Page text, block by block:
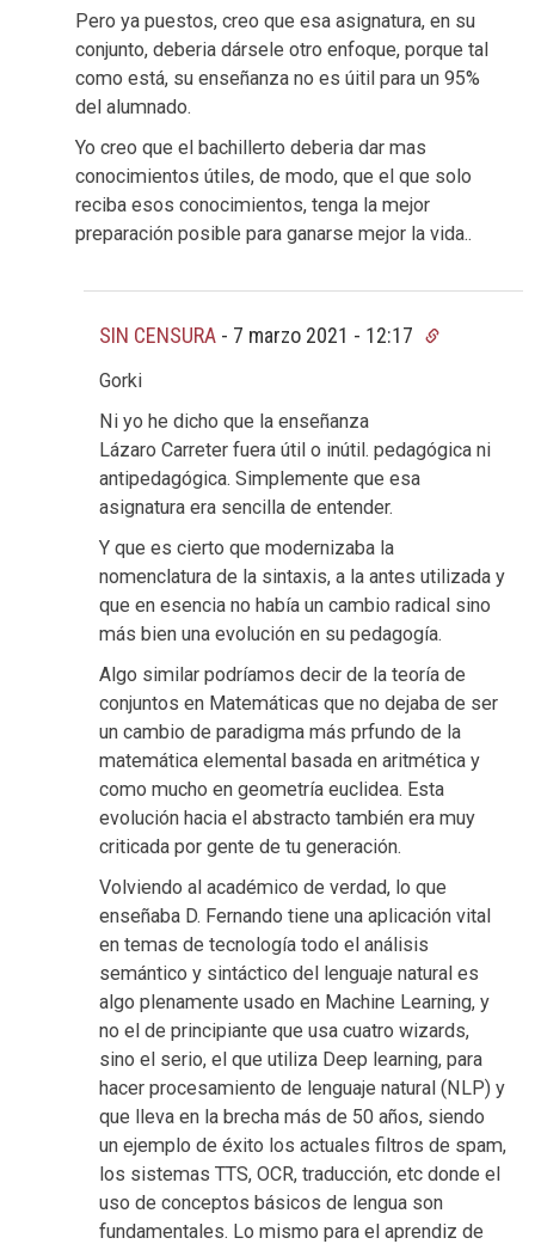
Pero ya puestos, creo que esa asignatura, en su
conjunto, deberia dársele otro enfoque, porque tal
como está, su enseñanza no es úitil para un 95%
del alumnado.
Yo creo que el bachillerto deberia dar mas
conocimientos útiles, de modo, que el que solo
reciba esos conocimientos, tenga la mejor
preparación posible para ganarse mejor la vida..
SIN CENSURA - 7 marzo 2021 - 12:17
Gorki
Ni yo he dicho que la enseñanza
Lázaro Carreter fuera útil o inútil. pedagógica ni
antipedagógica. Simplemente que esa
asignatura era sencilla de entender.
Y que es cierto que modernizaba la
nomenclatura de la sintaxis, a la antes utilizada y
que en esencia no había un cambio radical sino
más bien una evolución en su pedagogía.
Algo similar podríamos decir de la teoría de
conjuntos en Matemáticas que no dejaba de ser
un cambio de paradigma más prfundo de la
matemática elemental basada en aritmética y
como mucho en geometría euclidea. Esta
evolución hacia el abstracto también era muy
criticada por gente de tu generación.
Volviendo al académico de verdad, lo que
enseñaba D. Fernando tiene una aplicación vital
en temas de tecnología todo el análisis
semántico y sintáctico del lenguaje natural es
algo plenamente usado en Machine Learning, y
no el de principiante que usa cuatro wizards,
sino el serio, el que utiliza Deep learning, para
hacer procesamiento de lenguaje natural (NLP) y
que lleva en la brecha más de 50 años, siendo
un ejemplo de éxito los actuales filtros de spam,
los sistemas TTS, OCR, traducción, etc donde el
uso de conceptos básicos de lengua son
fundamentales. Lo mismo para el aprendiz de